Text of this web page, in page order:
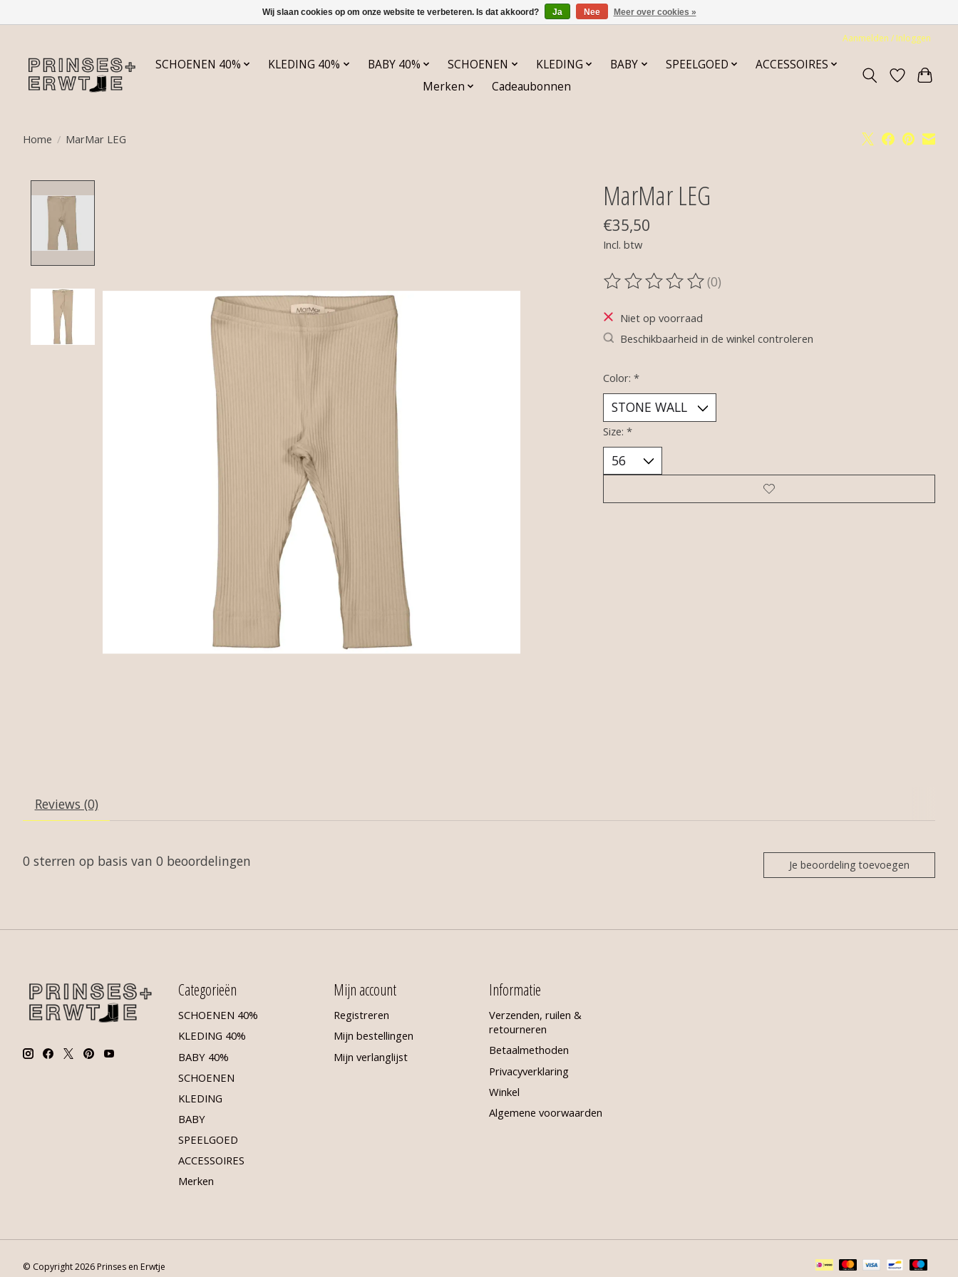
Aanmelden / Inloggen
SCHOENEN 40% KLEDING 40% BABY 40% SCHOENEN KLEDING BABY SPEELGOED
ACCESSOIRES
Merken
Cadeaubonnen
Home / MarMar LEG
MarMar LEG
€35,50
Incl. btw
De beoordeling van dit product is
(0)
Niet op voorraad
Beschikbaarheid in de winkel controleren
Color: *
Size: *
Reviews (0)
0 sterren op basis van 0 beoordelingen Je beoordeling toevoegen
Categorieën
SCHOENEN 40%
KLEDING 40%
BABY 40%
SCHOENEN
KLEDING
BABY
SPEELGOED
ACCESSOIRES
Merken
Mijn account
Registreren
Mijn bestellingen
Mijn verlanglijst
Informatie
Verzenden, ruilen &
retourneren
Betaalmethoden
Privacyverklaring
Winkel
Algemene voorwaarden
© Copyright 2026 Prinses en Erwtje
Wij slaan cookies op om onze website te verbeteren. Is dat akkoord? Ja Nee Meer over cookies »